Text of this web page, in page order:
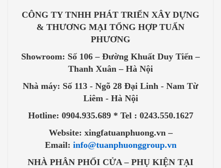
CÔNG TY TNHH PHÁT TRIỂN XÂY DỰNG
& THƯƠNG MẠI TỔNG HỢP TUẤN
PHƯƠNG
Showroom: Số 106 – Đường Khuất Duy Tiến –
Thanh Xuân – Hà Nội
Nhà máy: Số 113 - Ngõ 28 Đại Linh - Nam Từ
Liêm - Hà Nội
Hotline: 0904.935.689 * Tel : 0243.550.1627
Website: xingfatuanphuong.vn –
Email: info@tuanphuonggroup.vn
NHÀ PHÂN PHỐI CỬA – PHỤ KIỆN TẠI